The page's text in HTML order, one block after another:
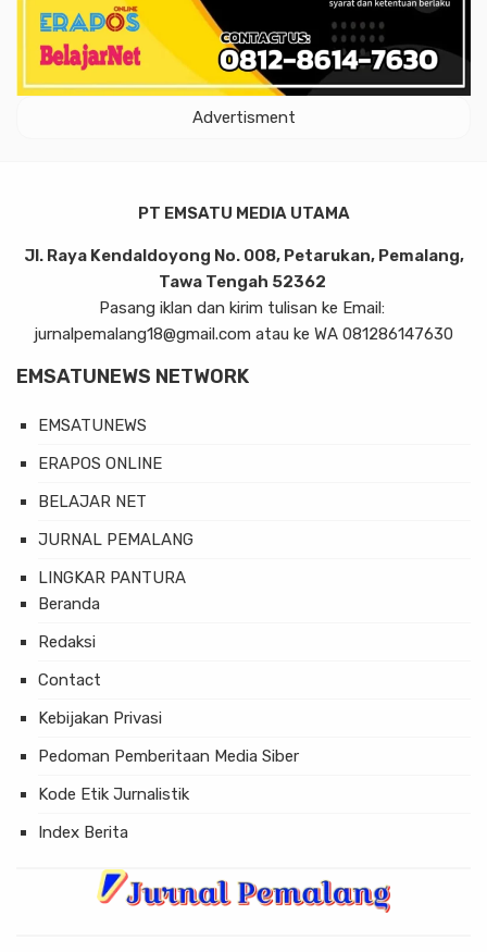
Advertisment
PT EMSATU MEDIA UTAMA
Jl. Raya Kendaldoyong No. 008, Petarukan, Pemalang,
Tawa Tengah 52362
Pasang iklan dan kirim tulisan ke Email:
jurnalpemalang18@gmail.com atau ke WA 081286147630
EMSATUNEWS NETWORK
EMSATUNEWS
ERAPOS ONLINE
BELAJAR NET
JURNAL PEMALANG
LINGKAR PANTURA
Beranda
Redaksi
Contact
Kebijakan Privasi
Pedoman Pemberitaan Media Siber
Kode Etik Jurnalistik
Index Berita